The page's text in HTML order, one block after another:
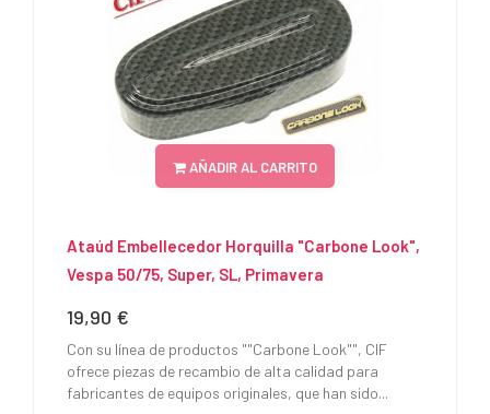
AÑADIR AL CARRITO
Ataúd Embellecedor Horquilla "Carbone Look",
Vespa 50/75, Super, SL, Primavera
Precio
19,90 €
Con su línea de productos ""Carbone Look"", CIF
ofrece piezas de recambio de alta calidad para
fabricantes de equipos originales, que han sido...